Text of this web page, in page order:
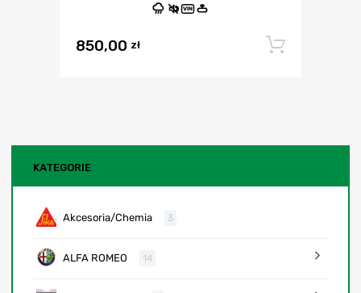
VIN
850,00 zł
KATEGORIE
Akcesoria/Chemia 3
ALFA ROMEO 14